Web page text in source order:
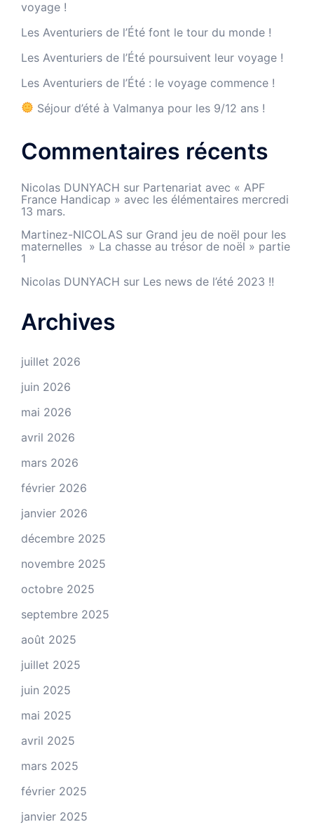
voyage !
Les Aventuriers de l’Été font le tour du monde !
Les Aventuriers de l’Été poursuivent leur voyage !
Les Aventuriers de l’Été : le voyage commence !
Séjour d’été à Valmanya pour les 9/12 ans !
Commentaires récents
Nicolas DUNYACH sur Partenariat avec « APF
France Handicap » avec les élémentaires mercredi
13 mars.
Martinez-NICOLAS sur Grand jeu de noël pour les
maternelles » La chasse au trésor de noël » partie
1
Nicolas DUNYACH sur Les news de l’été 2023 !!
Archives
juillet 2026
juin 2026
mai 2026
avril 2026
mars 2026
février 2026
janvier 2026
décembre 2025
novembre 2025
octobre 2025
septembre 2025
août 2025
juillet 2025
juin 2025
mai 2025
avril 2025
mars 2025
février 2025
janvier 2025